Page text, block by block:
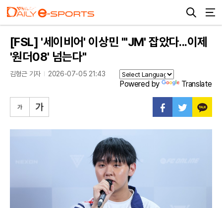
[FSL] '세이비어' 이상민 "'JM' 잡았다...이제
'원더08' 넘는다"
김형근 기자 2026-07-05 21:43
Powered by Translate